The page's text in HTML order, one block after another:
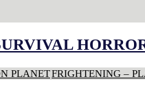
PLANETFRIGHTENING –